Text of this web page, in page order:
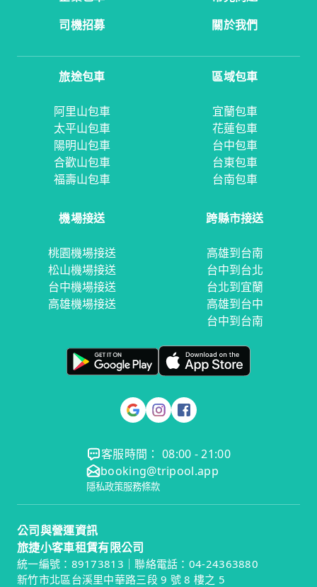
司機招募
關於我們
旅途包車
阿里山包車
太平山包車
陽明山包車
合歡山包車
福壽山包車
區域包車
宜蘭包車
花蓮包車
台中包車
台東包車
台南包車
機場接送
桃園機場接送
松山機場接送
台中機場接送
高雄機場接送
跨縣市接送
高雄到台南
台中到台北
台北到宜蘭
高雄到台中
台中到台南
客服時間： 08:00 - 21:00
booking@tripool.app
隱私政策服務條款
公司與營運資訊
旅捷小客車租賃有限公司
統一編號：89173813｜聯絡電話：04-24363880
新竹市北區台溪里中華路三段 9 號 8 樓之 5